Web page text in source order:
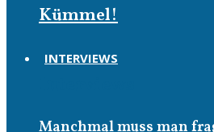
Kümmel!
INTERVIEWS
Manchmal muss man